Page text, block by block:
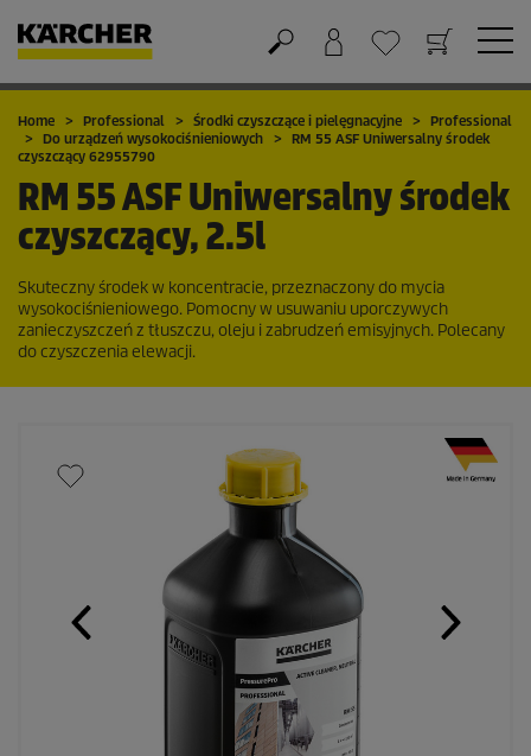
Koszyk
Lista życzeń
Home Professional Środki czyszczące i pielęgnacyjne
Professional
Do urządzeń wysokociśnieniowych
RM 55 ASF Uniwersalny środek
czyszczący 62955790
RM 55 ASF Uniwersalny środek
czyszczący, 2.5l
Skuteczny środek w koncentracie, przeznaczony do mycia
wysokociśnieniowego. Pomocny w usuwaniu uporczywych
zanieczyszczeń z tłuszczu, oleju i zabrudzeń emisyjnych. Polecany
do czyszczenia elewacji.